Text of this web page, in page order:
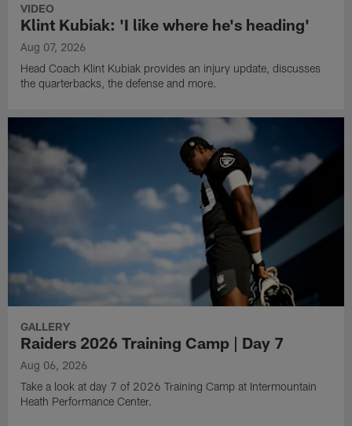
VIDEO
Klint Kubiak: 'I like where he's heading'
Aug 07, 2026
Head Coach Klint Kubiak provides an injury update, discusses
the quarterbacks, the defense and more.
GALLERY
Raiders 2026 Training Camp | Day 7
Aug 06, 2026
Take a look at day 7 of 2026 Training Camp at Intermountain
Heath Performance Center.